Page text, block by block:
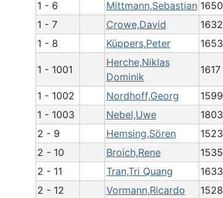
1 - 6
Mittmann,Sebastian 1650
1 - 7
Crowe,David 1632
1 - 8
Küppers,Peter 1653
1 - 1001
Herche,Niklas
Dominik
1617
1 - 1002 Nordhoff,Georg 1599
1 - 1003
Nebel,Uwe
1803
2 - 9
Hemsing,Sören 1523
2 - 10
Broich,Rene 1535
2 - 11
Tran,Tri Quang 1633
2 - 12
Vormann,Ricardo
1528